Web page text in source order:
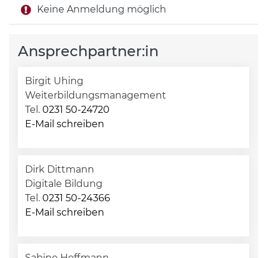
Keine Anmeldung möglich
Ansprechpartner:in
Birgit Uhing
Weiterbildungsmanagement
Tel. 0231 50-24720
E-Mail schreiben
Dirk Dittmann
Digitale Bildung
Tel. 0231 50-24366
E-Mail schreiben